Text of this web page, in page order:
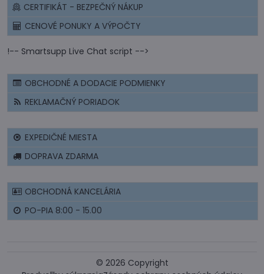
CERTIFIKÁT - BEZPEČNÝ NÁKUP
CENOVÉ PONUKY A VÝPOČTY
!-- Smartsupp Live Chat script -->
OBCHODNÉ A DODACIE PODMIENKY
REKLAMAČNÝ PORIADOK
EXPEDIČNÉ MIESTA
DOPRAVA ZDARMA
OBCHODNÁ KANCELÁRIA
PO-PIA 8:00 - 15.00
© 2026 Copyright